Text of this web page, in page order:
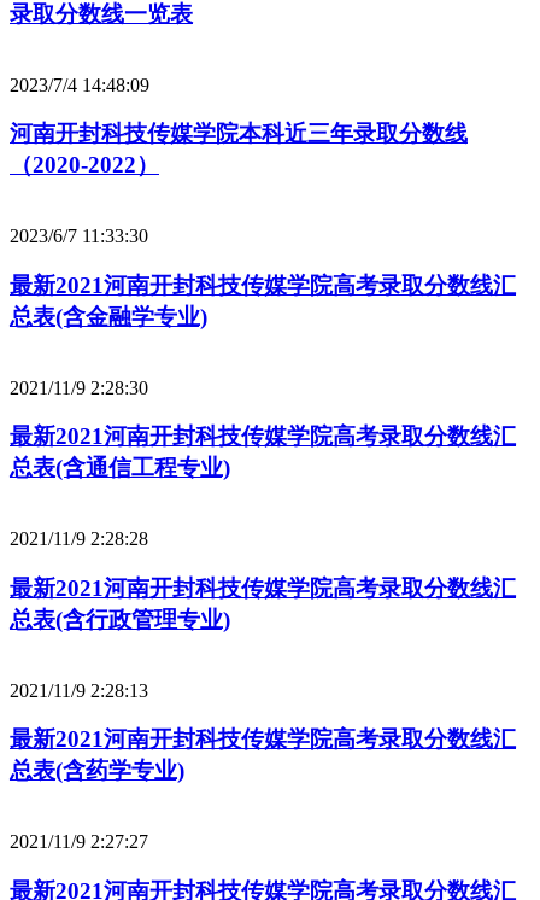
录取分数线一览表
2023/7/4 14:48:09
河南开封科技传媒学院本科近三年录取分数线
（2020-2022）
2023/6/7 11:33:30
最新2021河南开封科技传媒学院高考录取分数线汇
总表(含金融学专业)
2021/11/9 2:28:30
最新2021河南开封科技传媒学院高考录取分数线汇
总表(含通信工程专业)
2021/11/9 2:28:28
最新2021河南开封科技传媒学院高考录取分数线汇
总表(含行政管理专业)
2021/11/9 2:28:13
最新2021河南开封科技传媒学院高考录取分数线汇
总表(含药学专业)
2021/11/9 2:27:27
最新2021河南开封科技传媒学院高考录取分数线汇